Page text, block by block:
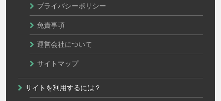
プライバシーポリシー
免責事項
運営会社について
サイトマップ
サイトを利用するには？